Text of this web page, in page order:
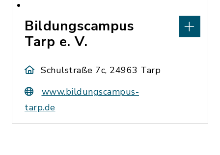
Bildungscampus
Tarp e. V.
Schulstraße 7c, 24963 Tarp
www.bildungscampus-
tarp.de